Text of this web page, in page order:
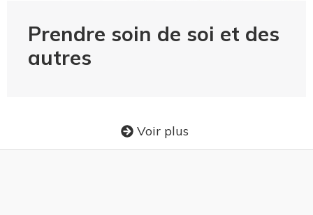
Prendre soin de soi et des
autres
Voir plus